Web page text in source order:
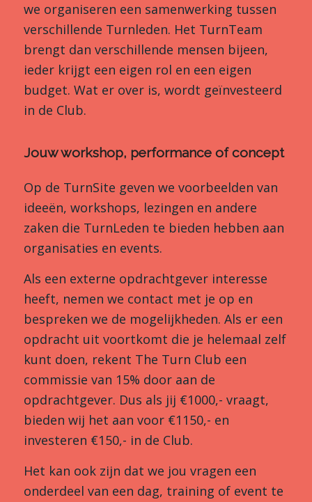
we organiseren een samenwerking tussen
verschillende Turnleden. Het TurnTeam
brengt dan verschillende mensen bijeen,
ieder krijgt een eigen rol en een eigen
budget. Wat er over is, wordt geïnvesteerd
in de Club.
Jouw workshop, performance of concept
Op de TurnSite geven we voorbeelden van
ideeën, workshops, lezingen en andere
zaken die TurnLeden te bieden hebben aan
organisaties en events.
Als een externe opdrachtgever interesse
heeft, nemen we contact met je op en
bespreken we de mogelijkheden. Als er een
opdracht uit voortkomt die je helemaal zelf
kunt doen, rekent The Turn Club een
commissie van 15% door aan de
opdrachtgever. Dus als jij €1000,- vraagt,
bieden wij het aan voor €1150,- en
investeren €150,- in de Club.
Het kan ook zijn dat we jou vragen een
onderdeel van een dag, training of event te